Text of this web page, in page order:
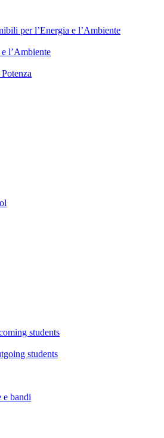
per l’Energia e l’Ambiente
l’Ambiente
students
students
e bandi